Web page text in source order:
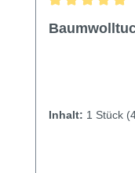
Inhalt: 1 Stück